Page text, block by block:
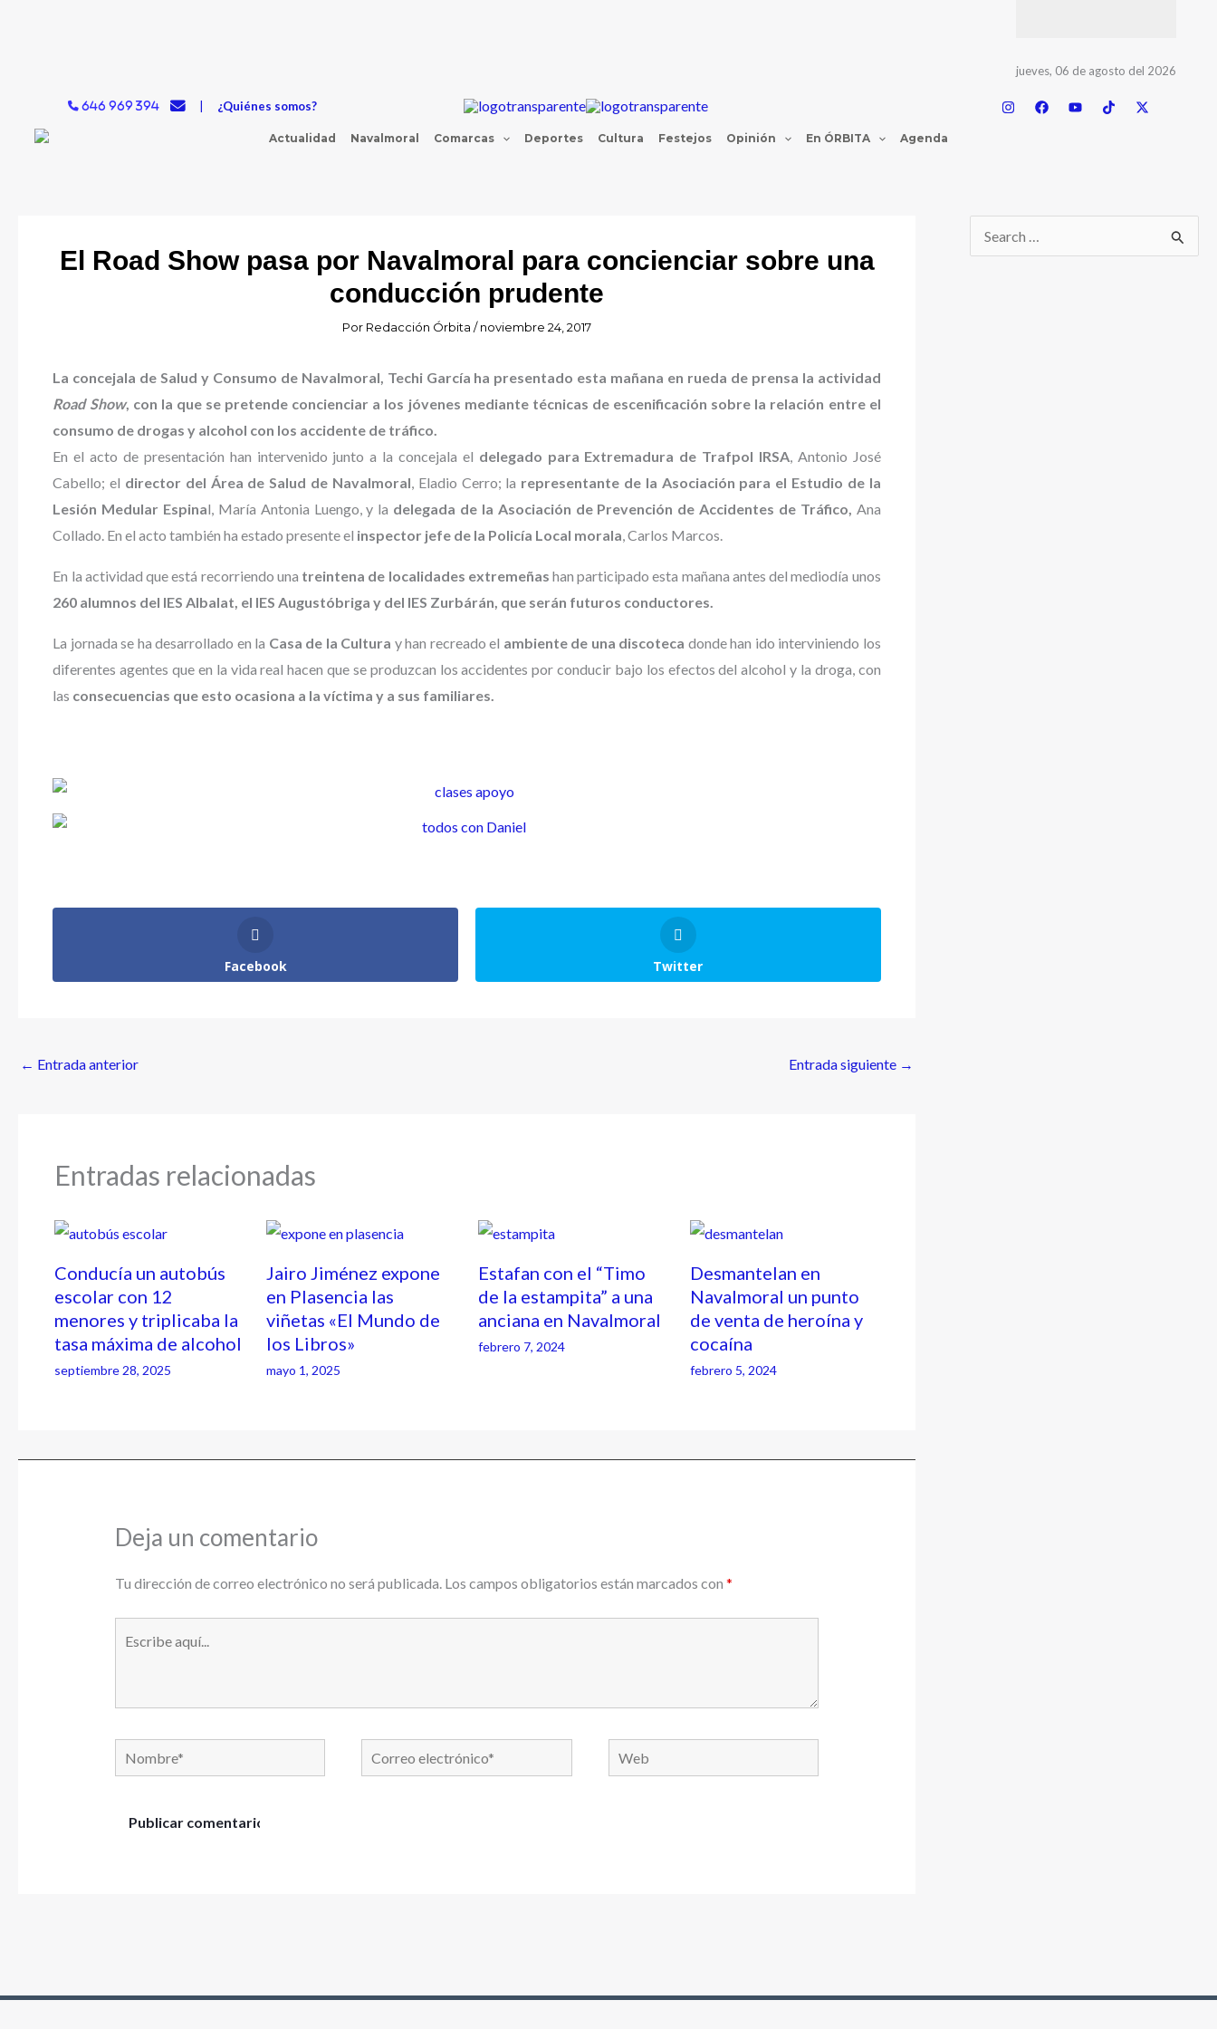
jueves, 06 de agosto del 2026
646 969 394 ¿Quiénes somos?
Actualidad Navalmoral Comarcas Deportes Cultura Festejos Opinión En ÓRBITA Agenda
El Road Show pasa por Navalmoral para concienciar sobre una
conducción prudente
Por Redacción Órbita/noviembre 24, 2017
La concejala de Salud y Consumo de Navalmoral, Techi García ha presentado esta mañana en rueda de prensa la actividad
Road Show, con la que se pretende concienciar a los jóvenes mediante técnicas de escenificación sobre la relación entre el
consumo de drogas y alcohol con los accidente de tráfico.
En el acto de presentación han intervenido junto a la concejala el delegado para Extremadura de Trafpol IRSA, Antonio José
Cabello; el director del Área de Salud de Navalmoral, Eladio Cerro; la representante de la Asociación para el Estudio de la
Lesión Medular Espinal, María Antonia Luengo, y la delegada de la Asociación de Prevención de Accidentes de Tráfico, Ana
Collado. En el acto también ha estado presente el inspector jefe de la Policía Local morala, Carlos Marcos.
En la actividad que está recorriendo una treintena de localidades extremeñas han participado esta mañana antes del mediodía unos
260 alumnos del IES Albalat, el IES Augustóbriga y del IES Zurbárán, que serán futuros conductores.
La jornada se ha desarrollado en la Casa de la Cultura y han recreado el ambiente de una discoteca donde han ido interviniendo los
diferentes agentes que en la vida real hacen que se produzcan los accidentes por conducir bajo los efectos del alcohol y la droga, con
las consecuencias que esto ocasiona a la víctima y a sus familiares.
Facebook Twitter
← Entrada anterior Entrada siguiente →
Entradas relacionadas
Conducía un autobús
escolar con 12
menores y triplicaba la
tasa máxima de alcohol
septiembre 28, 2025
Jairo Jiménez expone
en Plasencia las
viñetas «El Mundo de
los Libros»
mayo 1, 2025
Estafan con el “Timo
de la estampita” a una
anciana en Navalmoral
febrero 7, 2024
Desmantelan en
Navalmoral un punto
de venta de heroína y
cocaína
febrero 5, 2024
Deja un comentario
Tu dirección de correo electrónico no será publicada. Los campos obligatorios están marcados con *
Nombre*
Correo
electrónico*
Web